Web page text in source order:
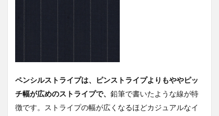
のス
ーツ
のト
は？
30
代
ス
ペンシルストライプは、ピンストライプよりもややピッ
チ幅が広めのストライプで、 鉛筆で書いたような線が特
徴です。ストライプの幅が広くなるほどカジュアルなイ